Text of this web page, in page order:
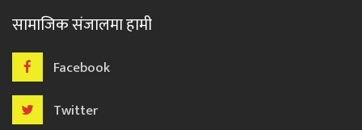
सामाजिक संजालमा हामी
Facebook
Twitter